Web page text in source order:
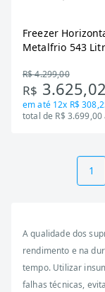
Freezer
Metalfrio 543
Tecnologia
Bivolt
R$ 4.299,00
R$
em até 12x R$
total de R$
1
A qualidade dos
rendimento e na
tempo. Utilizar
falhas técnicas,